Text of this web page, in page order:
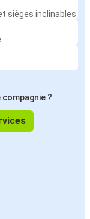
sièges inclinables
?